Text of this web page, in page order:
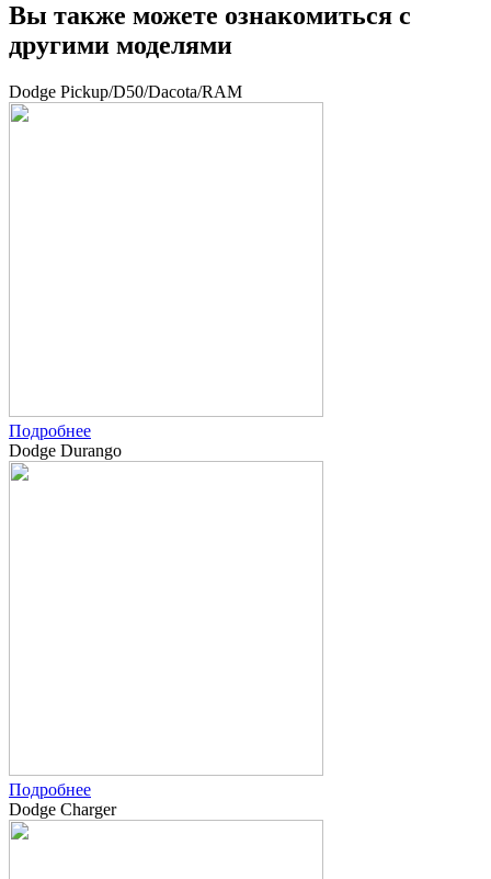
Вы также можете ознакомиться с
другими моделями
Dodge Pickup/D50/Dacota/RAM
Подробнее
Dodge Durango
Подробнее
Dodge Charger